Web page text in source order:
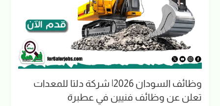
وظائف السودان 2026| شركة دلتا للمعدات
تعلن عن وظائف فنيين في عطبرة